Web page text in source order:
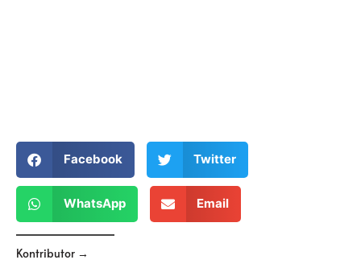
Facebook Twitter
WhatsApp Email
Kontributor →